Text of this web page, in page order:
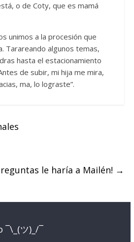
o de Coty, que es mamá
unimos a la procesión que
Tarareando algunos temas,
hasta el estacionamiento
de subir, mi hija me mira,
ma, lo lograste”.
le haría a Mailén! →
ツ)_/¯